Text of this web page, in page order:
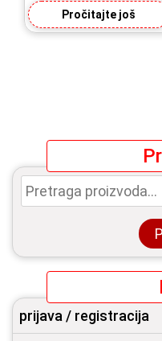
Pročitajte još
Pretraga
za:
prijava / registracija